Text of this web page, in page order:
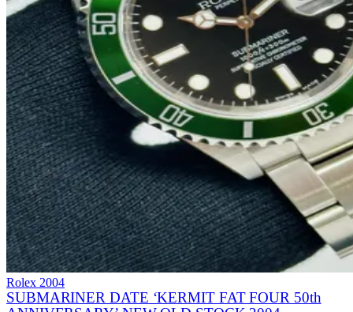
Rolex 2004
SUBMARINER DATE ‘KERMIT FAT FOUR 50th